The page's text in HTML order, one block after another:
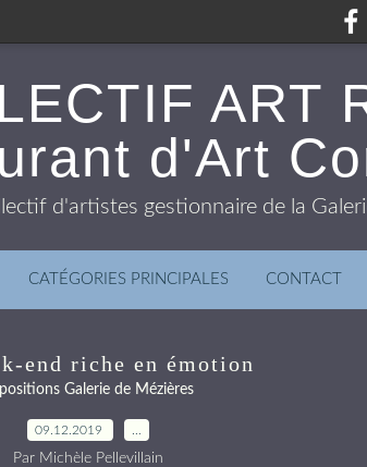
ART
d'Art
d'artistes gestionnaire de la
CATÉGORIES PRINCIPALES CONTACT
end riche en émotion
Galerie de Mézières
09.12.2019
Par Michèle Pellevillain